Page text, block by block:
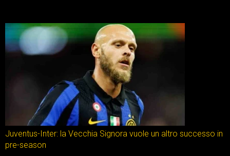
Juventus-Inter: la Vecchia Signora vuole un altro successo in
pre-season